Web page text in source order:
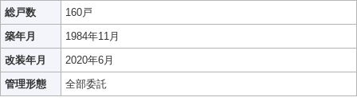
総戸数
160戸
築年月
1984年11月
改装年月
2020年6月
管理形態
全部委託